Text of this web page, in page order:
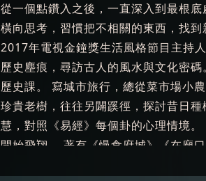
從一個點鑽入之後，一直深入到最根
橫向思考，習慣把不相關的東西，找
2017年電視金鐘獎生活風格節目主持
歷史塵痕，尋訪古人的風水與文化密
歷史課。 寫城市旅行，總從菜市場小
珍貴老樹，往往另闢蹊徑，探討昔日
慧，對照《易經》每個卦的心理情境
開始飛翔。 著有《慢食府城》《在廟
《當老樹在說話 》《著時：南方．美